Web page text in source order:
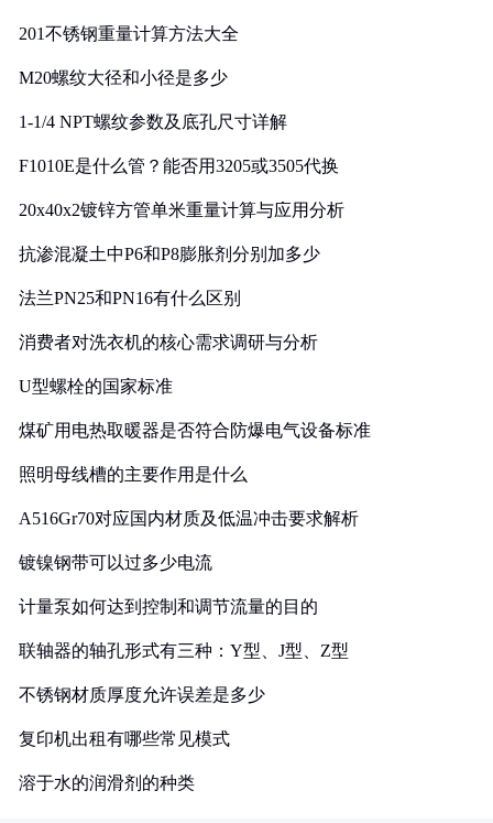
201不锈钢重量计算方法大全
M20螺纹大径和小径是多少
1-1/4 NPT螺纹参数及底孔尺寸详解
F1010E是什么管？能否用3205或3505代换
20x40x2镀锌方管单米重量计算与应用分析
抗渗混凝土中P6和P8膨胀剂分别加多少
法兰PN25和PN16有什么区别
消费者对洗衣机的核心需求调研与分析
U型螺栓的国家标准
煤矿用电热取暖器是否符合防爆电气设备标准
照明母线槽的主要作用是什么
A516Gr70对应国内材质及低温冲击要求解析
镀镍钢带可以过多少电流
计量泵如何达到控制和调节流量的目的
联轴器的轴孔形式有三种：Y型、J型、Z型
不锈钢材质厚度允许误差是多少
复印机出租有哪些常见模式
溶于水的润滑剂的种类